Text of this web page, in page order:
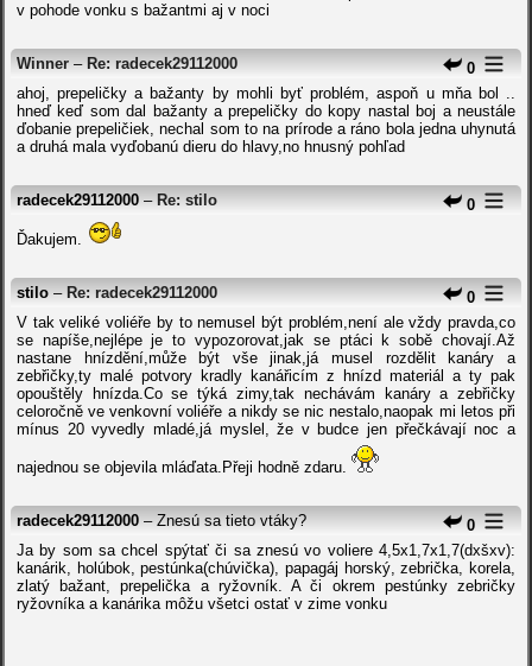
v pohode vonku s bažantmi aj v noci
0
Winner – Re: radecek29112000
ahoj, prepeličky a bažanty by mohli byť problém, aspoň u mňa bol ..
hneď keď som dal bažanty a prepeličky do kopy nastal boj a neustále
ďobanie prepeličiek, nechal som to na prírode a ráno bola jedna uhynutá
a druhá mala vyďobanú dieru do hlavy,no hnusný pohľad
0
radecek29112000– Re: stilo
Ďakujem.
0
stilo– Re: radecek29112000
V tak veliké voliéře by to nemusel být problém,není ale vždy pravda,co
se napíše,nejlépe je to vypozorovat,jak se ptáci k sobě chovají.Až
nastane hnízdění,může být vše jinak,já musel rozdělit kanáry a
zebřičky,ty malé potvory kradly kanářicím z hnízd materiál a ty pak
opouštěly hnízda.Co se týká zimy,tak nechávám kanáry a zebřičky
celoročně ve venkovní voliéře a nikdy se nic nestalo,naopak mi letos při
mínus 20 vyvedly mladé,já myslel, že v budce jen přečkávají noc a
najednou se objevila mláďata.Přeji hodně zdaru.
0
radecek29112000– Znesú sa tieto vtáky?
Ja by som sa chcel spýtať či sa znesú vo voliere 4,5x1,7x1,7(dxšxv):
kanárik, holúbok, pestúnka(chúvička), papagáj horský, zebrička, korela,
zlatý bažant, prepelička a ryžovník. A či okrem pestúnky zebričky
ryžovníka a kanárika môžu všetci ostať v zime vonku